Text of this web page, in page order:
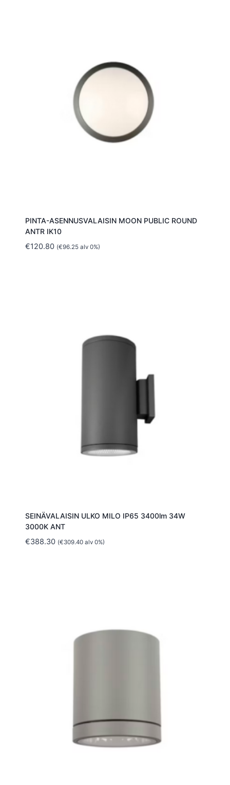
PINTA-ASENNUSVALAISIN MOON PUBLIC ROUND
ANTR IK10
€120.80 (€96.25alv 0%)
SEINÄVALAISIN ULKO MILO IP65 3400lm 34W
3000K ANT
€388.30 (€309.40alv 0%)